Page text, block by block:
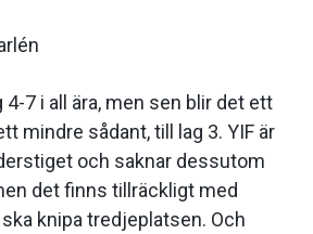
4-7 i all ära, men sen blir det ett
mindre sådant, till lag 3. YIF är
och saknar dessutom
det finns tillräckligt med
knipa tredjeplatsen. Och